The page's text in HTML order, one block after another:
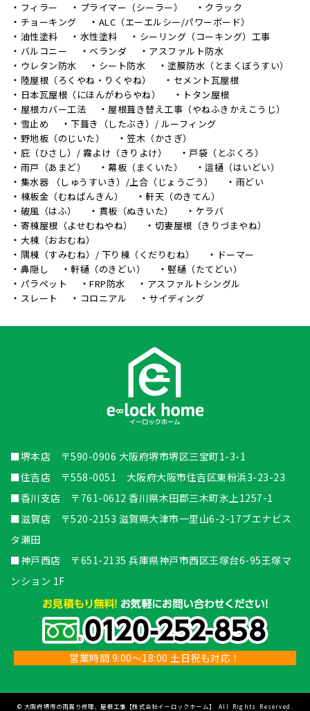
フィラー プライマー（シーラー）
クラック
チョーキング
ALC（エーエルシー/パワーボード）
油性塗料
水性塗料
シーリング（コーキング）工事
バルコニー
ベランダ
アスファルト防水
ウレタン防水
シート防水
塗膜防水（とまくぼうすい）
陸屋根（ろくやね・りくやね）
セメント瓦屋根
日本瓦屋根（にほんがわらやね）
トタン屋根
屋根カバー工法
屋根葺き替え工事（やねふきかえこうじ）
雪止め
下葺き（したぶき）/ ルーフィング
野地板（のじいた）
笠木（かさぎ）
庇（ひさし）/ 霧よけ（きりよけ）
戸袋（とぶくろ）
雨戸（あまど）
幕板（まくいた）
這樋（はいどい）
集水器 （しゅうすいき）/上合（じょうごう）
雨どい
棟板金（むねばんきん）
軒天（のきてん）
破風（はふ）
貫板（ぬきいた）
ケラバ
寄棟屋根（よせむねやね）
切妻屋根（きりづまやね）
大棟（おおむね）
隅棟（すみむね）/ 下り棟（くだりむね）
ドーマー
鼻隠し
軒樋（のきどい）
竪樋（たてどい）
パラペット
FRP防水
アスファルトシングル
スレート
コロニアル サイディング
■堺本店 〒590-0906 大阪府堺市堺区三宝町1-3-1
■住吉店 〒558-0051 大阪府大阪市住吉区東粉浜3-23-23
■香川支店 〒761-0612 香川県木田郡三木町氷上1257-1
■滋賀店 〒520-2153 滋賀県大津市一里山6-2-17ブエナビス
タ瀬田
■神戸西店 〒651-2135 兵庫県神戸市西区王塚台6-95王塚マ
ンション 1F
営業時間 9:00～18:00 土日祝も対応！
©大阪府堺市の雨漏り修理、屋根工事【株式会社イーロックホーム】 All Rights Reserved.